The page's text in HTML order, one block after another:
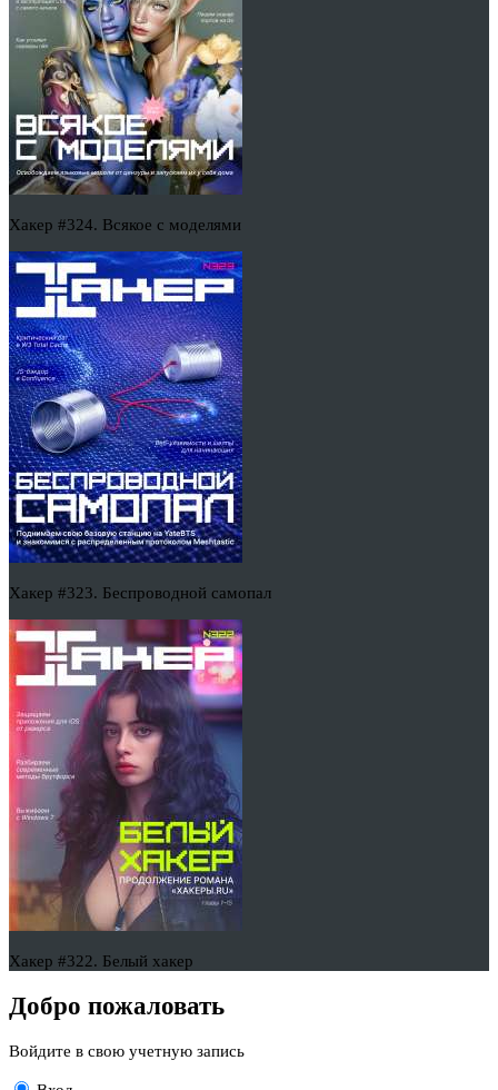
Хакер #324. Всякое с моделями
Хакер #323. Беспроводной самопал
Хакер #322. Белый хакер
Добро пожаловать
Войдите в свою учетную запись